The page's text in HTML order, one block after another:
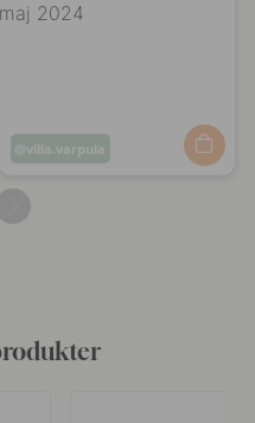
Inlägg
villa.varpula